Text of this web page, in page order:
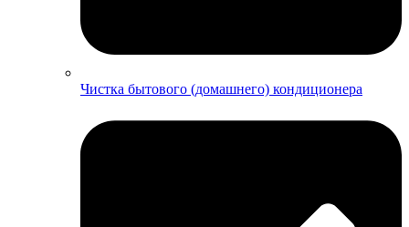
Чистка бытового (домашнего) кондиционера